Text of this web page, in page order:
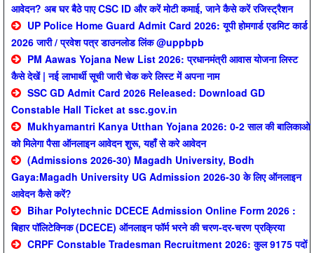
आवेदन? अब घर बैठे पाए CSC ID और करें मोटी कमाई, जाने कैसे करें रजिस्ट्रैशन
UP Police Home Guard Admit Card 2026: यूपी होमगार्ड एडमिट कार्ड
2026 जारी / प्रवेश पत्र डाउनलोड लिंक @uppbpb
PM Aawas Yojana New List 2026: प्रधानमंत्री आवास योजना लिस्ट
कैसे देखें | नई लाभार्थी सूची जारी चेक करे लिस्ट में अपना नाम
SSC GD Admit Card 2026 Released: Download GD
Constable Hall Ticket at ssc.gov.in
Mukhyamantri Kanya Utthan Yojana 2026: 0-2 साल की बालिकाओ
को मिलेगा पैसा ऑनलाइन आवेदन शुरू, यहाँ से करे आवेदन
(Admissions 2026-30) Magadh University, Bodh
Gaya:Magadh University UG Admission 2026-30 के लिए ऑनलाइन
आवेदन कैसे करें?
Bihar Polytechnic DCECE Admission Online Form 2026 :
बिहार पॉलिटेक्निक (DCECE) ऑनलाइन फॉर्म भरने की चरण-दर-चरण प्रक्रिया
CRPF Constable Tradesman Recruitment 2026: कुल 9175 पदों